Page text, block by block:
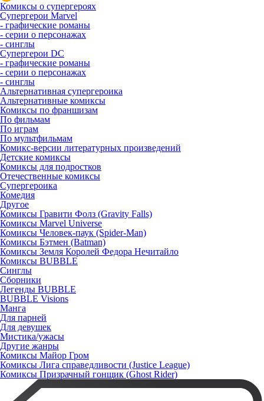
Комиксы о супергероях
Супергерои Marvel
- графические романы
- серии о персонажах
- синглы
Супергерои DC
- графические романы
- серии о персонажах
- синглы
Альтернативная супергероика
Альтернативные комиксы
Комиксы по франшизам
По фильмам
По играм
По мультфильмам
Комикс-версии литературных произведений
Детские комиксы
Комиксы для подростков
Отечественные комиксы
Супергероика
Комедия
Другое
Комиксы Гравити Фолз (Gravity Falls)
Комиксы Marvel Universe
Комиксы Человек-паук (Spider-Man)
Комиксы Бэтмен (Batman)
Комиксы Земля Королей Федора Нечитайло
Комиксы BUBBLE
Синглы
Сборники
Легенды BUBBLE
BUBBLE Visions
Манга
Для парней
Для девушек
Мистика/ужасы
Другие жанры
Комиксы Майор Гром
Комиксы Лига справедливости (Justice League)
Комиксы Призрачный гонщик (Ghost Rider)